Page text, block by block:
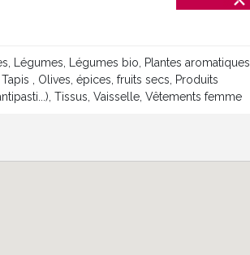
Légumes, Légumes bio, Plantes aromatiques ,
, Olives, épices, fruits secs, Produits
Tissus, Vaisselle, Vêtements femme